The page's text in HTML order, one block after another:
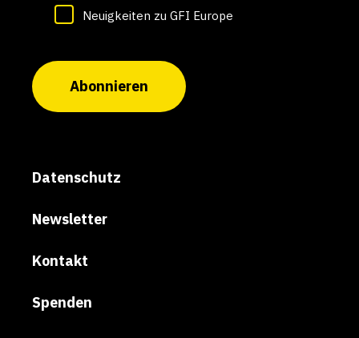
Neuigkeiten zu GFI Europe
Abonnieren
Datenschutz
Newsletter
Kontakt
Spenden